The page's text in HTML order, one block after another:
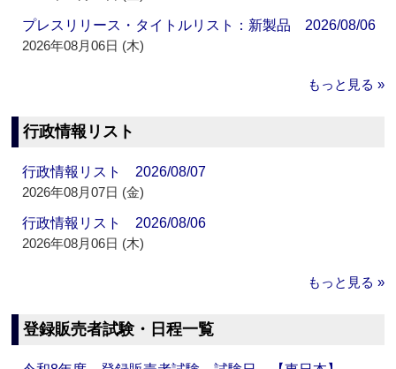
プレスリリース・タイトルリスト：新製品 2026/08/06
2026年08月06日 (木)
もっと見る »
行政情報リスト
行政情報リスト 2026/08/07
2026年08月07日 (金)
行政情報リスト 2026/08/06
2026年08月06日 (木)
もっと見る »
登録販売者試験・日程一覧